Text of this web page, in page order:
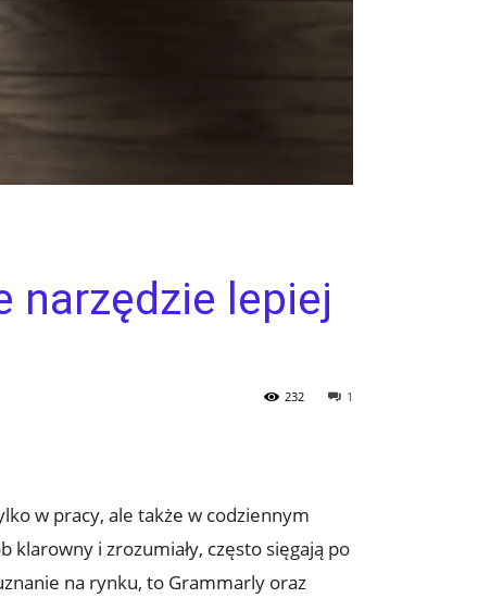
narzędzie lepiej
1
232
w pracy, ale także w codziennym
klarowny i zrozumiały, często sięgają po
na rynku, to Grammarly oraz